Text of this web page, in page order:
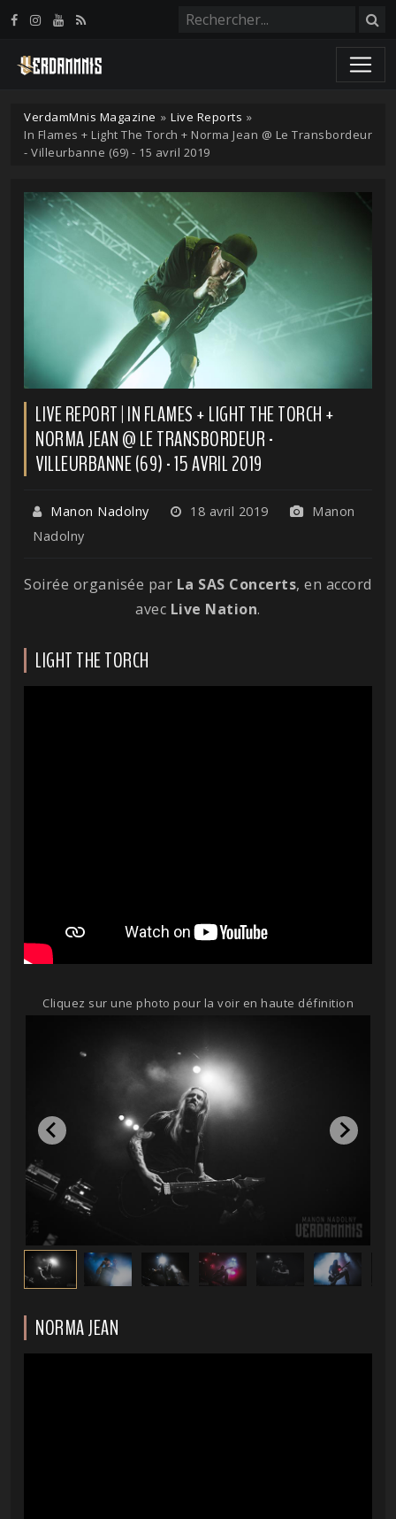
VerdamMnis Magazine » Live Reports »
In Flames + Light The Torch + Norma Jean @ Le Transbordeur
- Villeurbanne (69) - 15 avril 2019
LIVE REPORT | IN FLAMES + LIGHT THE TORCH +
NORMA JEAN @ LE TRANSBORDEUR -
VILLEURBANNE (69) - 15 AVRIL 2019
Manon Nadolny 18 avril 2019
Manon
Nadolny
Soirée organisée par La SAS Concerts, en accord
avec Live Nation.
LIGHT THE TORCH
Cliquez sur une photo pour la voir en haute définition
NORMA JEAN
Panneau de gestion des cookies